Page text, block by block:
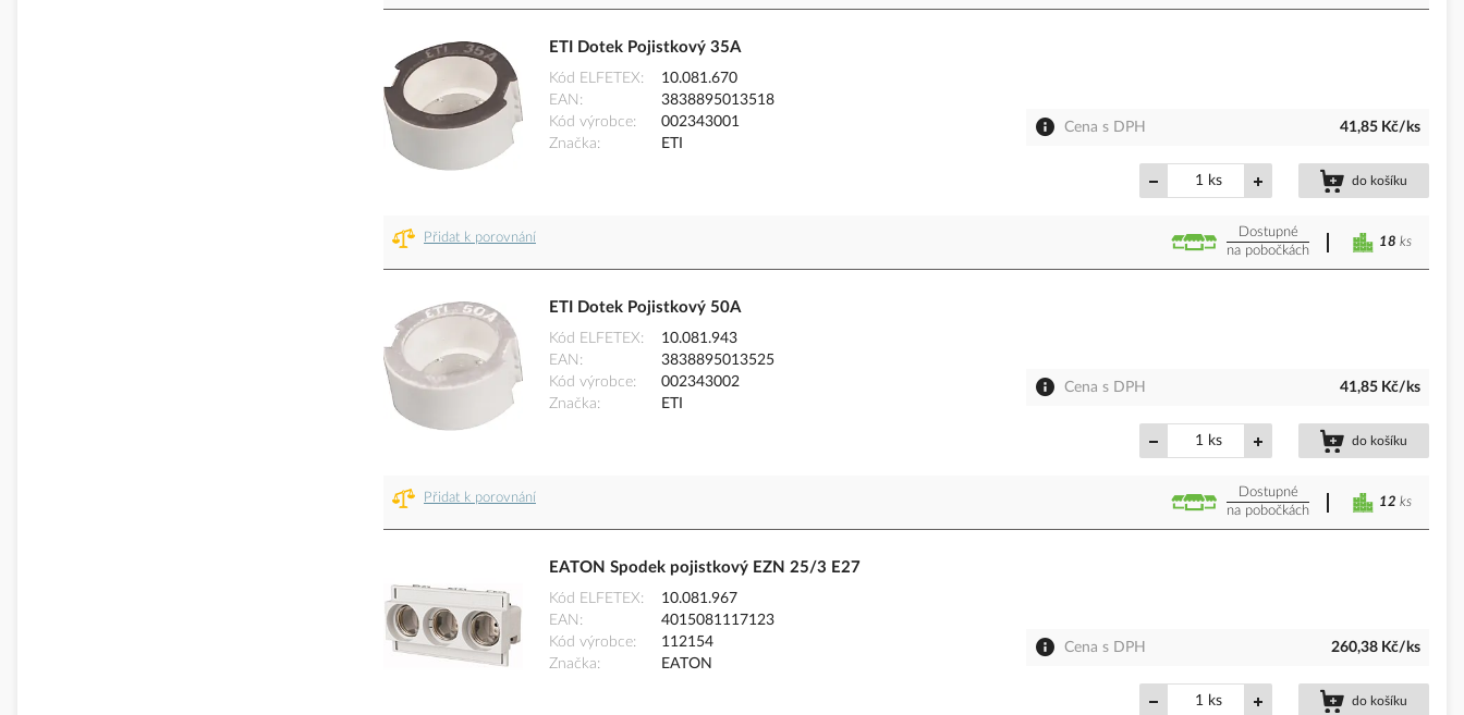
ETI Dotek Pojistkový 35A
Kód ELFETEX
10.081.670
EAN
3838895013518
Kód výrobce
002343001
Značka
ETI
Cena s DPH 41,85 Kč/ks
ks do košíku
Přidat k porovnání
Dostupné
na pobočkách
18 ks
ETI Dotek Pojistkový 50A
Kód ELFETEX
10.081.943
EAN
3838895013525
Kód výrobce
002343002
Značka
ETI
Cena s DPH 41,85 Kč/ks
ks do košíku
Přidat k porovnání
Dostupné
na pobočkách
12 ks
EATON Spodek pojistkový EZN 25/3 E27
Kód ELFETEX
10.081.967
EAN
4015081117123
Kód výrobce
112154
Značka
EATON
Cena s DPH 260,38 Kč/ks
ks do košíku